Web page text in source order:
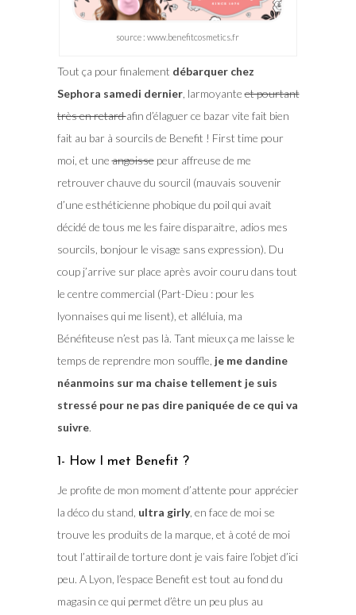
source : www.benefitcosmetics.fr
Tout ça pour finalement débarquer chez
Sephora samedi dernier, larmoyanteet pourtant
très en retardafin d’élaguer ce bazar vite fait bien
fait au bar à sourcils de Benefit ! First time pour
moi, et uneangoissepeur affreuse de me
retrouver chauve du sourcil (mauvais souvenir
d’une esthéticienne phobique du poil qui avait
décidé de tous me les faire disparaitre, adios mes
sourcils, bonjour le visage sans expression). Du
coup j’arrive sur place après avoir couru dans tout
le centre commercial (Part-Dieu : pour les
lyonnaises qui me lisent), et alléluia, ma
Bénéfiteuse n’est pas là. Tant mieux ça me laisse le
temps de reprendre mon souffle, je me dandine
néanmoins sur ma chaise tellement je suis
stressé pour ne pas dire paniquée de ce qui va
suivre.
1- How I met Benefit ?
Je profite de mon moment d’attente pour apprécier
la déco du stand, ultra girly, en face de moi se
trouve les produits de la marque, et à coté de moi
tout l’attirail de torture dont je vais faire l’objet d’ici
peu. A Lyon, l’espace Benefit est tout au fond du
magasin ce qui permet d’être un peu plus au